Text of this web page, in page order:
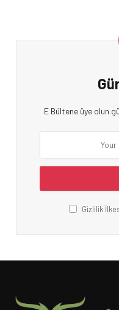
E Bültene üye olun
Gizlilik